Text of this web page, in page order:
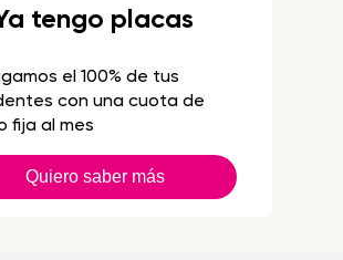
tengo placas
el 100% de tus
con una cuota de
fija al mes
Quiero saber más